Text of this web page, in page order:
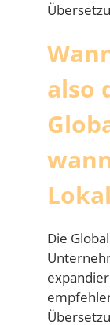
also
Die